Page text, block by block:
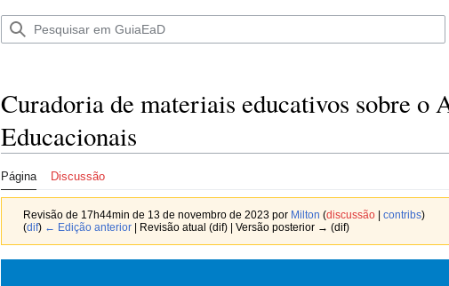
Curadoria de materiais educativos sobre o
Educacionais
Página Discussão
Revisão de 17h44min de 13 de novembro de 2023 por Milton (discussão | contribs)
(dif) ← Edição anterior | Revisão atual (dif) | Versão posterior → (dif)